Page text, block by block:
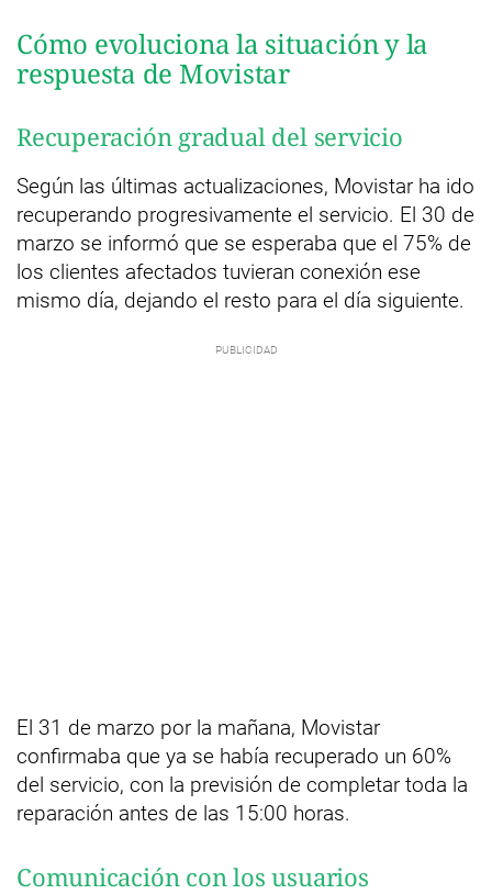
Cómo evoluciona la situación y la
respuesta de Movistar
Recuperación gradual del servicio
Según las últimas actualizaciones, Movistar ha ido
recuperando progresivamente el servicio. El 30 de
marzo se informó que se esperaba que el 75% de
los clientes afectados tuvieran conexión ese
mismo día, dejando el resto para el día siguiente.
El 31 de marzo por la mañana, Movistar
confirmaba que ya se había recuperado un 60%
del servicio, con la previsión de completar toda la
reparación antes de las 15:00 horas.
Comunicación con los usuarios